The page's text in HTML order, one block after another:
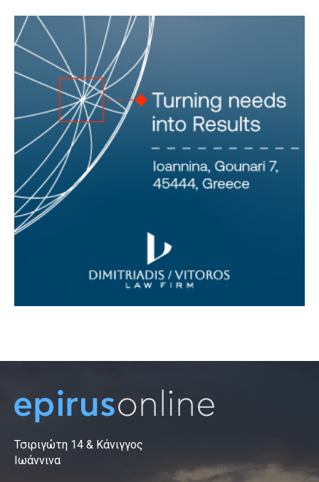
Τσιριγώτη 14 & Κάνιγγος
Ιωάννινα